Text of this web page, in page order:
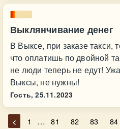
Выклянчивание денег
В Выксе, при заказе такси,
что оплатишь по двойной
не люди теперь не едут!
Выксы, не нужны!
Гость, 25.11.2023
< 1 … 81 82 83 84